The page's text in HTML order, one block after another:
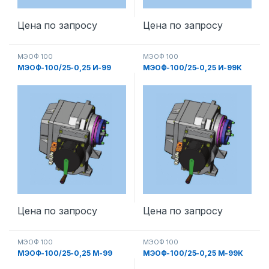
Цена по запросу Цена по запросу
МЭОФ 100
МЭОФ-100/25-0,25 И-99
Цена по запросу
МЭОФ 100
МЭОФ-100/25-0,25 И-99К
Цена по запросу
МЭОФ 100
МЭОФ-100/25-0,25 М-99
МЭОФ 100
МЭОФ-100/25-0,25 М-99К